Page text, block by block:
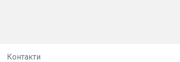
Контакти